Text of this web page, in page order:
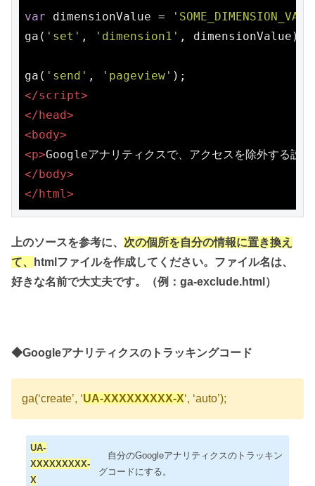
var dimensionValue =
ga( 'set' , 'dimension1' , dimensionValue);
ga( 'send' , 'pageview'
</script>
</head>
<body>
<p>Googleアナリティクスで、アクセスを除外する設
</body>
</html >
上のソースを参考に、 次の個所を自分の情報に置き換え
て、
htmlファイルを作成してください。ファイル名は、
好きな名前で大丈夫です。（例：ga-exclude.html）
◆Googleアナリティクスのトラッキングコード
ga(‘create’, ‘UA-XXXXXXXXX-X‘, ‘auto’);
UA-
XXXXXXXXX-
X
自分のGoogleアナリティクスのトラッキン
グコードにする。